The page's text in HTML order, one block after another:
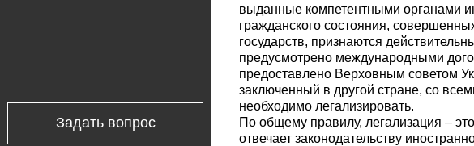
Задать вопрос
выданные компетентными органами
гражданского состояния,
государств, признаются
предусмотрено международными
предоставлено Верховным советом
заключенный в другой стране, со
необходимо легализировать.
По общему правилу, легализация –
отвечает законодательству